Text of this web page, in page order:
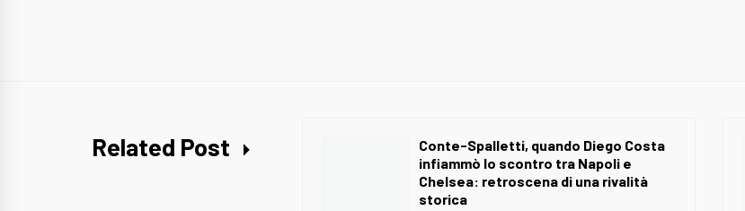
Related Post
Conte-Spalletti, quando Diego Costa
infiammò lo scontro tra Napoli e
Chelsea: retroscena di una rivalità
storica